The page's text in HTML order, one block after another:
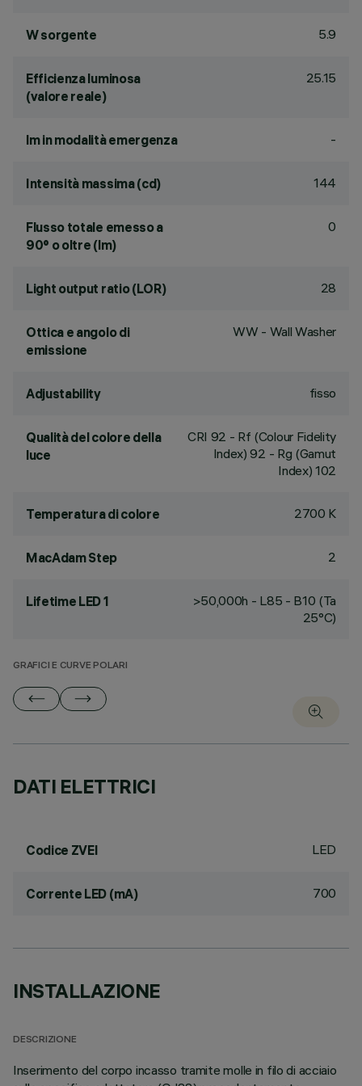
W sorgente 5.9
Efficienza luminosa
(valore reale)
25.15
lm in modalità emergenza -
Intensità massima (cd) 144
Flusso totale emesso a
90° o oltre (lm)
0
Light output ratio (LOR) 28
Ottica e angolo di
emissione
WW - Wall Washer
Adjustability fisso
Qualità del colore della
luce
CRI 92 - Rf (Colour Fidelity
Index) 92 - Rg (Gamut
Index) 102
Temperatura di colore 2700 K
MacAdam Step 2
Lifetime LED 1
>50,000h - L85 - B10 (Ta
25°C)
GRAFICI E CURVE POLARI
DATI ELETTRICI
Codice ZVEI LED
Corrente LED (mA) 700
INSTALLAZIONE
DESCRIZIONE
Inserimento del corpo incasso tramite molle in filo di acciaio